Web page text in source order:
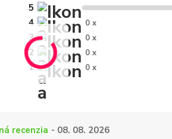
5
4
0 x
3 0 x
2 0 x
1 0 x
recenzia - 08. 08. 2026